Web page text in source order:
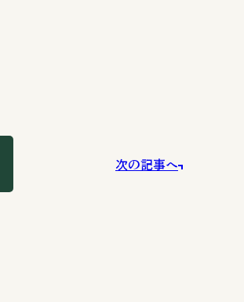
次の記事へ